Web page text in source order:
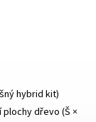
hybrid kit)
plochy dřevo (Š ×